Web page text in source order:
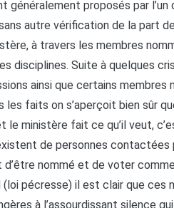
proposés par l’un
autre vérification de la part
à travers les membres
disciplines. Suite à quelques
ainsi que certains membres
faits on s’aperçoit bien sûr
ministère fait ce qu’il veut,
de personnes contactées
d’être nommé et de voter
pécresse) il est clair que ces
à l’assourdissant silence